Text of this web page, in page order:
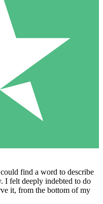
find a word to describe
I felt deeply indebted to do
it, from the bottom of my